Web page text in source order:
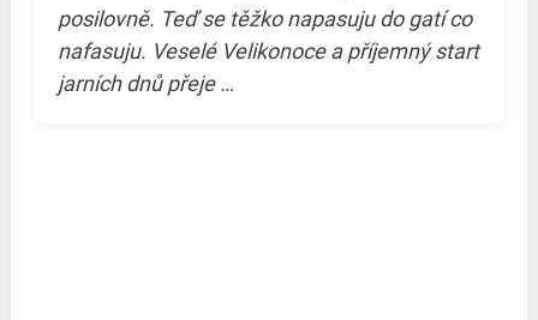
posilovně. Teď se těžko napasuju do gatí co
nafasuju. Veselé Velikonoce a příjemný start
jarních dnů přeje …